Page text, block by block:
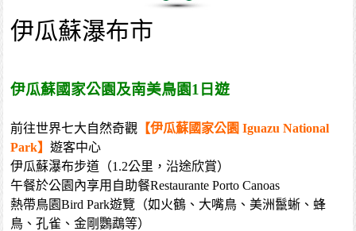
伊瓜蘇瀑布市
伊瓜蘇國家公園及南美鳥園1日遊
前往世界七大自然奇觀 【伊瓜蘇國家公園 Iguazu National
Park】遊客中心
伊瓜蘇瀑布步道（1.2公里，沿途欣賞）
午餐於公園內享用自助餐Restaurante Porto Canoas
熱帶鳥園Bird Park遊覽（如火鶴、大嘴鳥、美洲鬣蜥、蜂
鳥、孔雀、金剛鸚鵡等）